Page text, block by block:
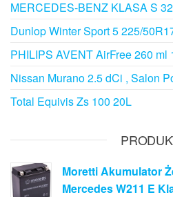
MERCEDES-BENZ KLASA S
Dunlop Winter Sport 5 225/
PHILIPS AVENT AirFree 260 ml
Nissan Murano 2.5 dCi , Salon
Total Equivis Zs 100 20L
Moretti Akumulator
Mercedes W211 E